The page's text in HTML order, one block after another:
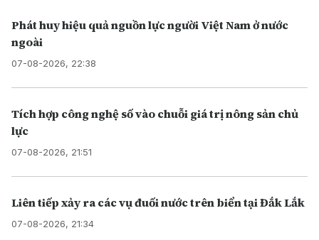
Phát huy hiệu quả nguồn lực người Việt Nam ở nước
ngoài
07-08-2026, 22:38
Tích hợp công nghệ số vào chuỗi giá trị nông sản chủ
lực
07-08-2026, 21:51
Liên tiếp xảy ra các vụ đuối nước trên biển tại Đắk Lắk
07-08-2026, 21:34